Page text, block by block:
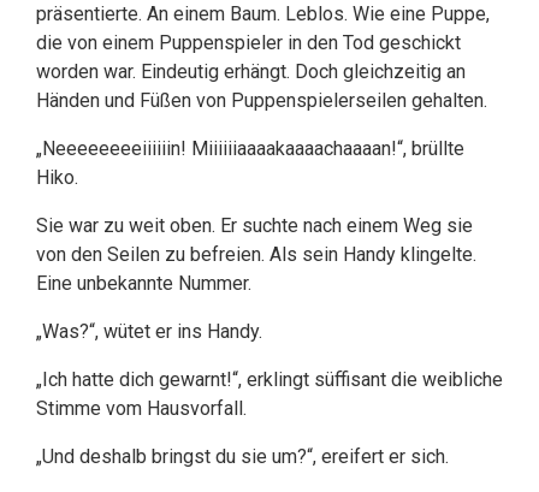
präsentierte. An einem Baum. Leblos. Wie eine Puppe,
die von einem Puppenspieler in den Tod geschickt
worden war. Eindeutig erhängt. Doch gleichzeitig an
Händen und Füßen von Puppenspielerseilen gehalten.
„Neeeeeeeeiiiiiin! Miiiiiiaaaakaaaachaaaan!“, brüllte
Hiko.
Sie war zu weit oben. Er suchte nach einem Weg sie
von den Seilen zu befreien. Als sein Handy klingelte.
Eine unbekannte Nummer.
„Was?“, wütet er ins Handy.
„Ich hatte dich gewarnt!“, erklingt süffisant die weibliche
Stimme vom Hausvorfall.
„Und deshalb bringst du sie um?“, ereifert er sich.